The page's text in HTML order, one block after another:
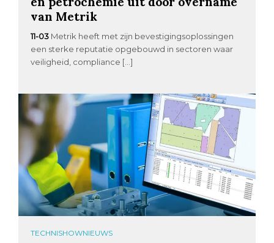
van Metrik
11-03 Metrik heeft met zijn bevestigingsoplossingen
een sterke reputatie opgebouwd in sectoren waar
veiligheid, compliance […]
TECHNISHOWNIEUWS